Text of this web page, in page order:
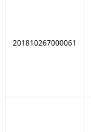
201810267000061